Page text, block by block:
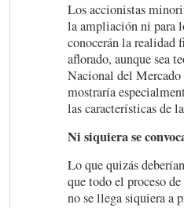
Los accionistas
la ampliación ni para
conocerán la realidad
aflorado, aunque sea
Nacional del Mercado
mostraría
las características de
Ni siquiera se
Lo que quizás
que todo el proceso
no se llega siquiera a